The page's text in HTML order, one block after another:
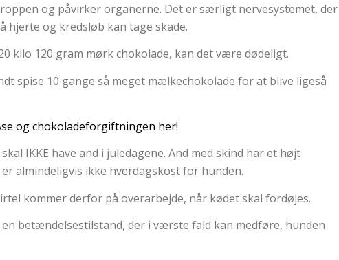
og påvirker organerne. Det er særligt nervesystemet, der
hjerte og kredsløb kan tage skade.
kilo 120 gram mørk chokolade, kan det være dødeligt.
spise 10 gange så meget mælkechokolade for at blive ligeså
og chokoladeforgiftningen her!
IKKE have and i juledagene. And med skind har et højt
almindeligvis ikke hverdagskost for hunden.
kommer derfor på overarbejde, når kødet skal fordøjes.
betændelsestilstand, der i værste fald kan medføre, hunden